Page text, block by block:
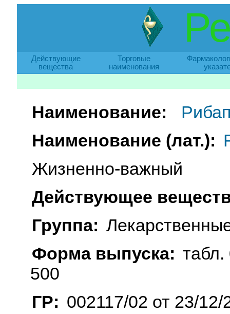
Действующие
вещества
Торговые
наименования
Наименование:
Наименование (лат.):
Жизненно-важный
Действующее
Группа:
Форма выпуска: табл.
500
ГР: 002117/02 от 23/